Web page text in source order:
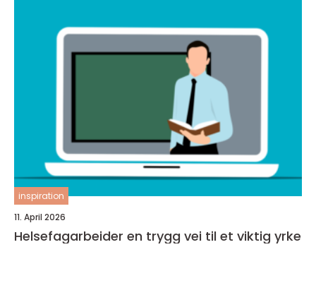
inspiration
11. April 2026
Helsefagarbeider en trygg vei til et viktig yrke